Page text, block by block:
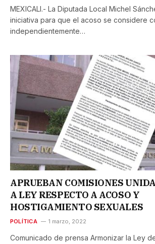
MEXICALI.- La Diputada Local Michel
iniciativa para que el acoso se considere
independientemente…
APRUEBAN COMISIONES
A LEY RESPECTO A ACOSO Y
HOSTIGAMIENTO SEXUALES
POLÍTICA 1 marzo, 2022
Comunicado de prensa Armonizar la Ley